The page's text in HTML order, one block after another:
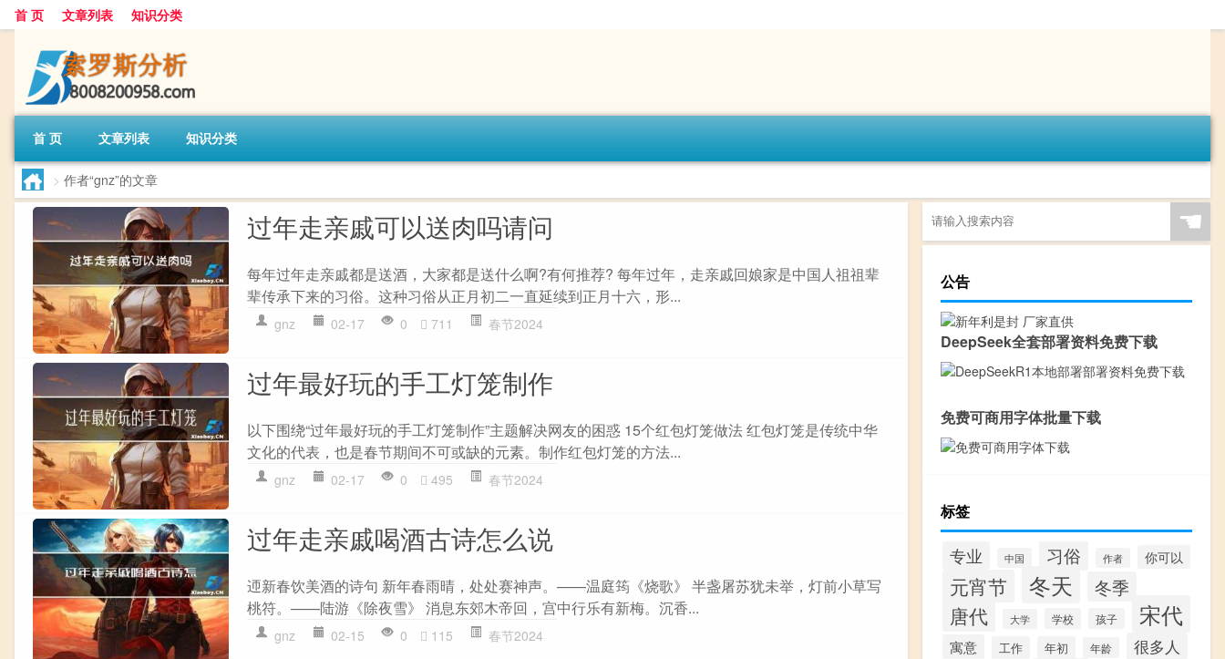
首 页 文章列表 知识分类
首 页 文章列表 知识分类
> 作者“gnz”的文章
过年走亲戚可以送肉吗请问
每年过年走亲戚都是送酒，大家都是送什么啊?有何推荐? 每年过年，走亲戚回娘家是中国人祖祖辈
辈传承下来的习俗。这种习俗从正月初二一直延续到正月十六，形...
gnz 02-17 0 711 春节2024
过年最好玩的手工灯笼制作
以下围绕“过年最好玩的手工灯笼制作”主题解决网友的困惑 15个红包灯笼做法 红包灯笼是传统中华
文化的代表，也是春节期间不可或缺的元素。制作红包灯笼的方法...
gnz 02-17 0 495 春节2024
过年走亲戚喝酒古诗怎么说
迊新春饮美酒的诗句 新年春雨晴，处处赛神声。——温庭筠《烧歌》 半盏屠苏犹未举，灯前小草写
桃符。——陆游《除夜雪》 消息东郊木帝回，宫中行乐有新梅。沉香...
gnz 02-15 0 115 春节2024
☚
公告
DeepSeek全套部署资料免费下载
免费可商用字体批量下载
标签
专业 中国 习俗 作者 你可以
元宵节 冬天 冬季
唐代 大学 学校 孩子 宋代
寓意 工作 年初 年龄 很多人